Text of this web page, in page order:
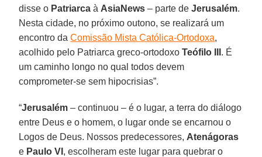
disse o Patriarca à AsiaNews – parte deJerusalém.
Nesta cidade, no próximo outono, se realizará um
encontro daComissão Mista Católica-Ortodoxa,
acolhido pelo Patriarca greco-ortodoxoTeófilo III . É
um caminho longo no qual todos devem
comprometer-se sem hipocrisias”.
“Jerusalém – continuou – é o lugar, a terra do diálogo
entre Deus e o homem, o lugar onde se encarnou o
Logos de Deus. Nossos predecessores, Atenágoras
e Paulo VI , escolheram este lugar para quebrar o